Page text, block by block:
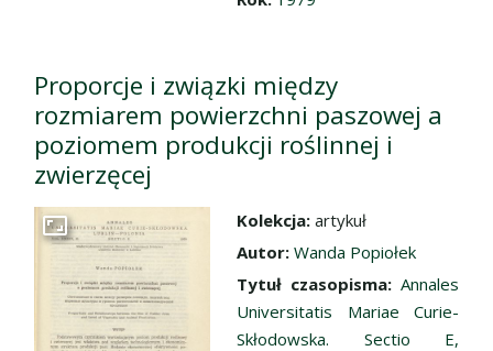
Proporcje i związki między
rozmiarem powierzchni paszowej a
poziomem produkcji roślinnej i
zwierzęcej
Przejdź do zbioru
Kolekcja: artykuł
Autor: Wanda Popiołek
Tytuł czasopisma: Annales
Universitatis Mariae Curie-
Skłodowska. Sectio E,